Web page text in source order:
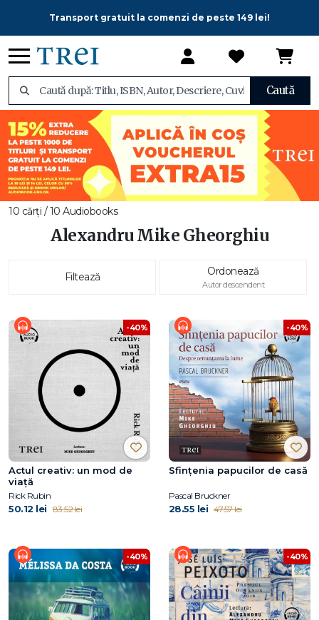
Transport gratuit la comenzi de peste 149 lei!
Caută
10 cărți / 10 Audiobooks
Alexandru Mike Gheorghiu
Filtează Ordonează
Autor descendent
-40%
Actul creativ: un mod de
viață
Rick Rubin
50.12 lei 83.52 lei
-40%
Sfințenia papucilor de casă
Pascal Bruckner
28.55 lei 47.57 lei
-40% -40%